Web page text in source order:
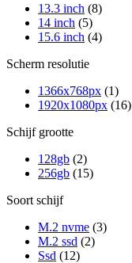
13.3 inch (8)
14 inch (5)
15.6 inch (4)
Scherm resolutie
1366x768px (1)
1920x1080px (16)
Schijf grootte
128gb (2)
256gb (15)
Soort schijf
M.2 nvme (3)
M.2 ssd (2)
Ssd (12)